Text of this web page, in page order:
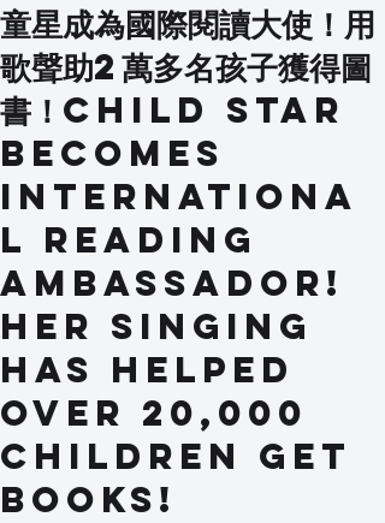
童星成為國際閱讀大使！用
歌聲助2萬多名孩子獲得圖
書！Child star
becomes
internationa
l reading
ambassador!
Her singing
has helped
over 20,000
children get
books!